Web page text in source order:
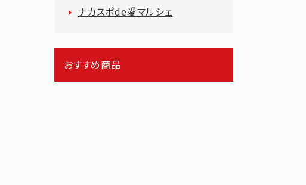
ナカスポde愛マルシェ
おすすめ商品